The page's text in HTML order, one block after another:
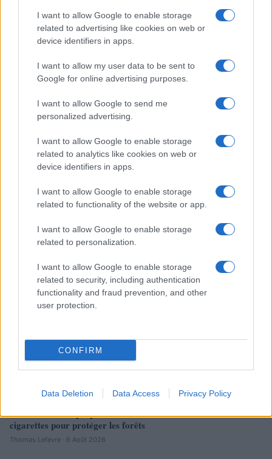
I want to allow Google to enable storage
related to advertising like cookies on web or
device identifiers in apps.
I want to allow my user data to be sent to
Google for online advertising purposes.
I want to allow Google to send me
personalized advertising.
I want to allow Google to enable storage
related to analytics like cookies on web or
device identifiers in apps.
I want to allow Google to enable storage
related to functionality of the website or app.
I want to allow Google to enable storage
related to personalization.
I want to allow Google to enable storage
related to security, including authentication
functionality and fraud prevention, and other
user protection.
CONFIRM
Data Deletion Data Access Privacy Policy
Partage de données cryptos : la France s’engage avec 48 pays
FISCO
Yannick Neuder propose une taxe sur les fabricants de
cigarettes pour protéger les forêts
Thomas Lefevre · 6 Août 2026